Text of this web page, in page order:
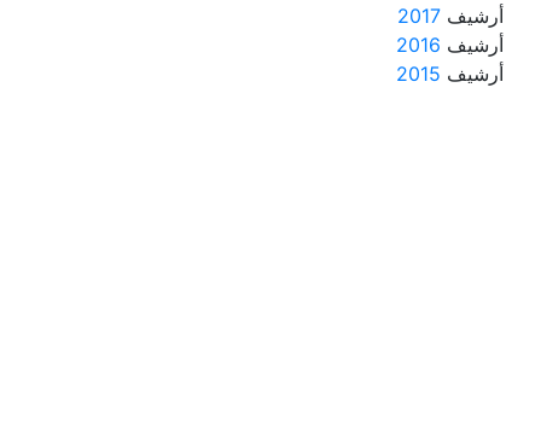
أرشيف 2017
أرشيف 2016
أرشيف 2015